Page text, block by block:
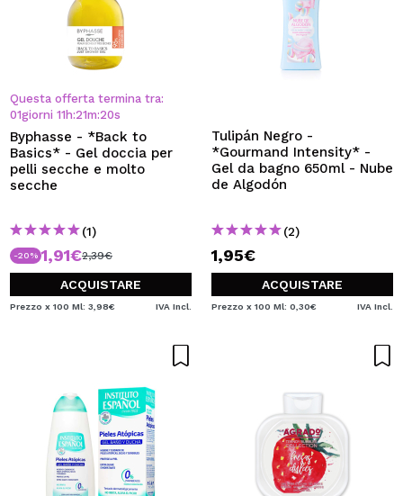
Questa offerta termina tra:
01giorni 11 h:21m:19s
Byphasse - *Back to
Basics* - Gel doccia per
pelli secche e molto
secche
(1)
-20% 1,91€2,39€
ACQUISTARE
Prezzo x 100 Ml: 3,98€ IVA Incl.
Tulipán Negro -
*Gourmand Intensity* -
Gel da bagno 650ml - Nube
de Algodón
(2)
1,95€
ACQUISTARE
Prezzo x 100 Ml: 0,30€ IVA Incl.